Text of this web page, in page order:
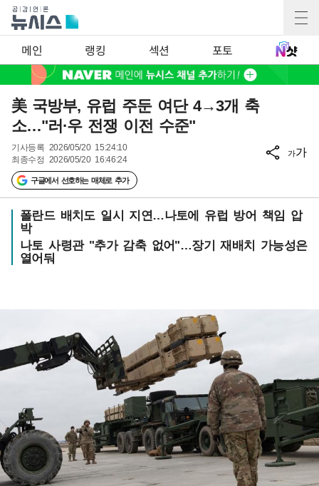
메인 랭킹 섹션 포토
美 국방부, 유럽 주둔 여단 4→3개 축
소…"러·우 전쟁 이전 수준"
기사등록 2026/05/20 15:24:10
최종수정 2026/05/20 16:46:24
구글에서 선호하는 매체로 추가
가가
폴란드 배치도 일시 지연…나토에 유럽 방어 책임 압
박
나토 사령관 "추가 감축 없어"…장기 재배치 가능성은
열어둬